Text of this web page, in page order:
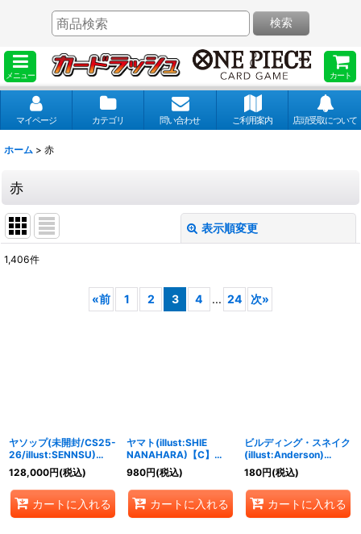
メニュー カート
検索
マイページ カテゴリ 問い合わせ ご利用案内 店頭受取について
ホーム > 赤
赤
表示順変更
1,406件
«前 1 2 3 4 ... 24 次»
ヤソップ(未開封/CS25-
26/illust:SENNSU)
【R】{OP09-013}
128,000円(税込)
カートに入れる
ヤマト(illust:SHIE
NANAHARA)【C】
{EB01-007}
980円(税込)
カートに入れる
ビルディング・スネイク
(illust:Anderson)
【UC】{OP09-008}
180円(税込)
カートに入れる